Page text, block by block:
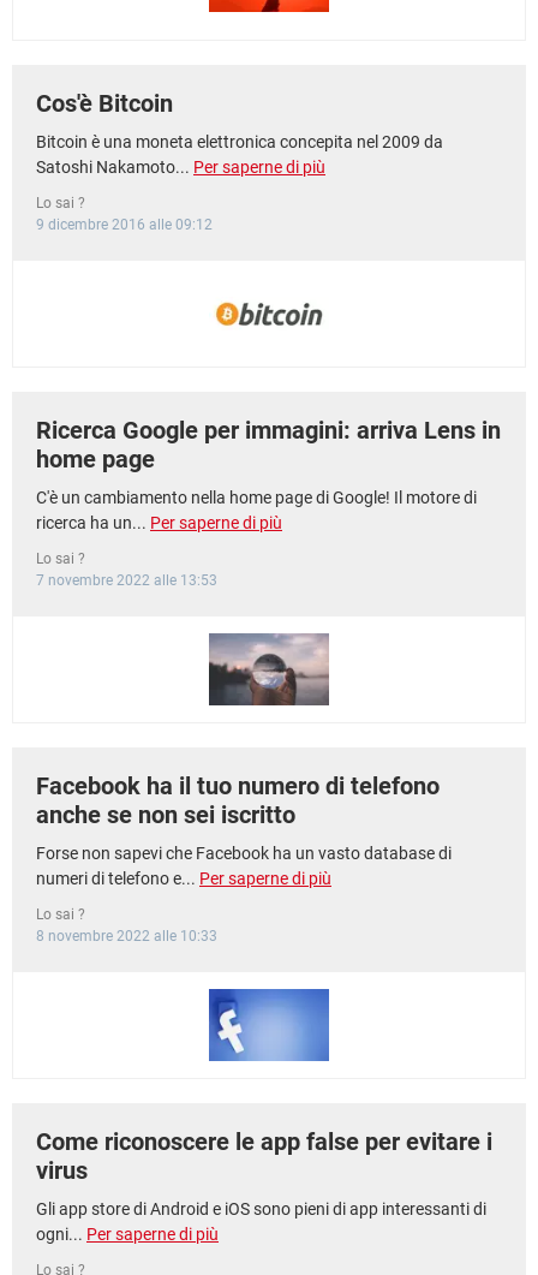
Cos'è Bitcoin
Bitcoin è una moneta elettronica concepita nel 2009 da
Satoshi Nakamoto... Per saperne di più
Lo sai ?
9 dicembre 2016 alle 09:12
Ricerca Google per immagini: arriva Lens in
home page
C'è un cambiamento nella home page di Google! Il motore di
ricerca ha un... Per saperne di più
Lo sai ?
7 novembre 2022 alle 13:53
Facebook ha il tuo numero di telefono
anche se non sei iscritto
Forse non sapevi che Facebook ha un vasto database di
numeri di telefono e... Per saperne di più
Lo sai ?
8 novembre 2022 alle 10:33
Come riconoscere le app false per evitare i
virus
Gli app store di Android e iOS sono pieni di app interessanti di
ogni... Per saperne di più
Lo sai ?